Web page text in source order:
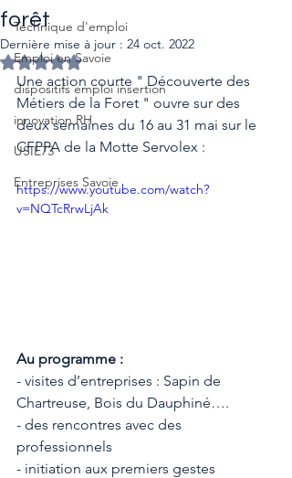
Technique d'emploi
Emploi en Savoie
dispositifs emploi insertion
innovation RH
USIE73
Entreprises Savoie
forêt
Dernière mise à jour : 24 oct. 2022
Noté NaN étoiles sur 5.
Une action courte " Découverte des
Métiers de la Foret " ouvre sur des
deux semaines du 16 au 31 mai sur le
CFPPA de la Motte Servolex :
https://www.youtube.com/watch?
v=NQTcRrwLjAk
Au programme :
- visites d’entreprises : Sapin de
Chartreuse, Bois du Dauphiné….
- des rencontres avec des
professionnels
- initiation aux premiers gestes